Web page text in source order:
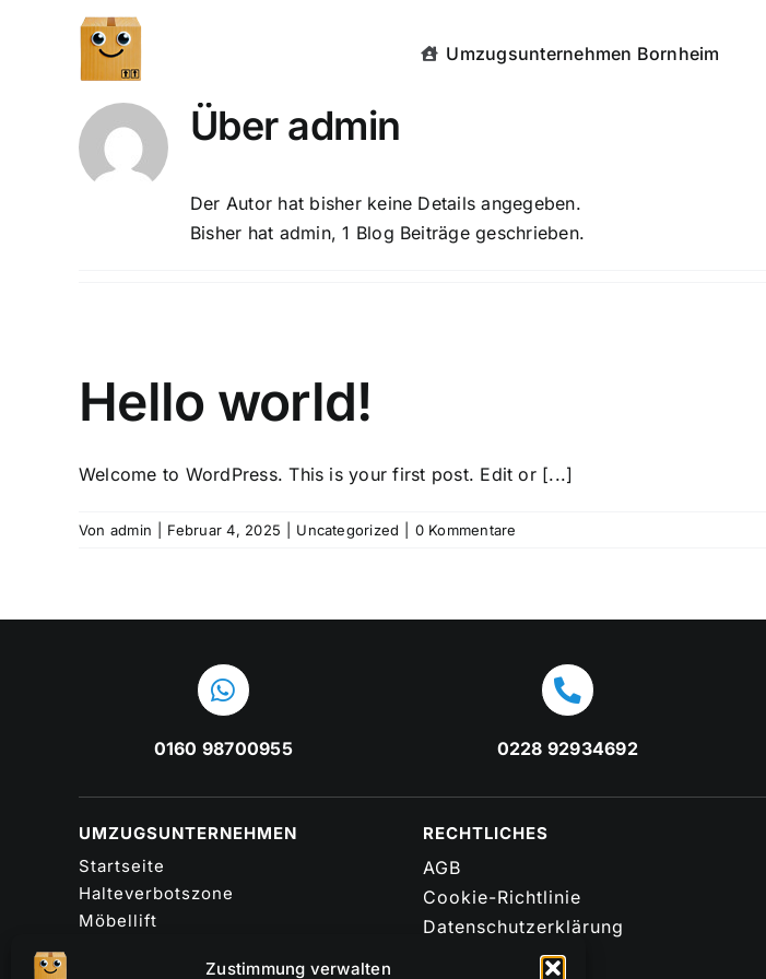
Zustimmung verwalten
Umzugsunternehmen Bornheim
Über admin
Der Autor hat bisher keine Details angegeben.
Bisher hat admin, 1 Blog Beiträge geschrieben.
Hello world!
Welcome to WordPress. This is your first post. Edit or [...]
Von admin Februar 4, 2025 Uncategorized 0 Kommentare
0160 98700955 0228 92934692
UMZUGSUNTERNEHMEN
Startseite
Halteverbotszone
Möbellift
RECHTLICHES
AGB
Cookie-Richtlinie
Datenschutzerklärung